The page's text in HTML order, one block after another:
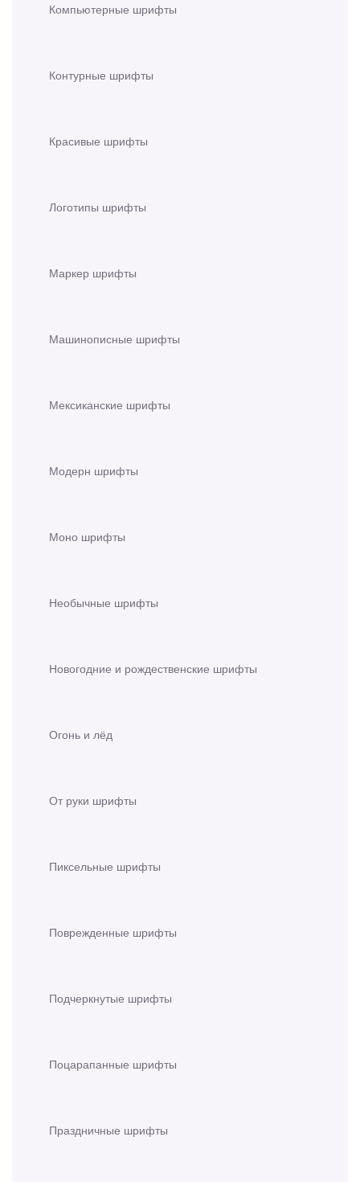
Компьютерные шрифты
Контурные шрифты
Красивые шрифты
Логотипы шрифты
Маркер шрифты
Машинописные шрифты
Мексиканские шрифты
Модерн шрифты
Моно шрифты
Необычные шрифты
Новогодние и рождественские шрифты
Огонь и лёд
От руки шрифты
Пиксельные шрифты
Поврежденные шрифты
Подчеркнутые шрифты
Поцарапанные шрифты
Праздничные шрифты